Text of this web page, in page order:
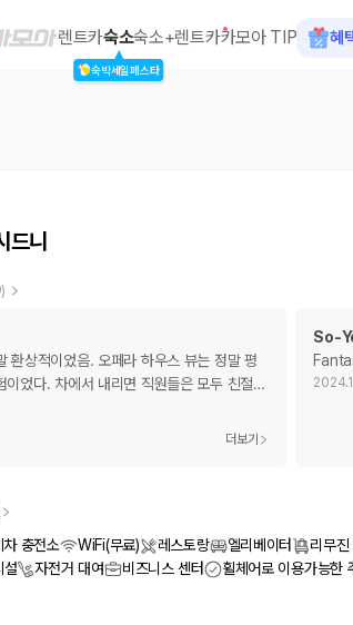
서 한 번에
형, SUV, 승합차 등 여행 인원에 맞는 차종별 가격
차의 면책금과 보상 한도를 비교합니다.
치, 반납 편의성을 함께 확인합니다.
약할 수 있습니다.
렌트카숙소
숙박세일페스타
숙소+렌트카카모아 TIP 혜
드니
)
환상적이었음. 오페라 하우스 뷰는 정말 평
이었다. 차에서 내리면 직원들은 모두 친절…
더보기
So-
차 충전소 WiFi(무료) 레스토랑 엘리베이터
리무
설
자전거 대여 비즈니스 센터 휠체어로 이용가능한